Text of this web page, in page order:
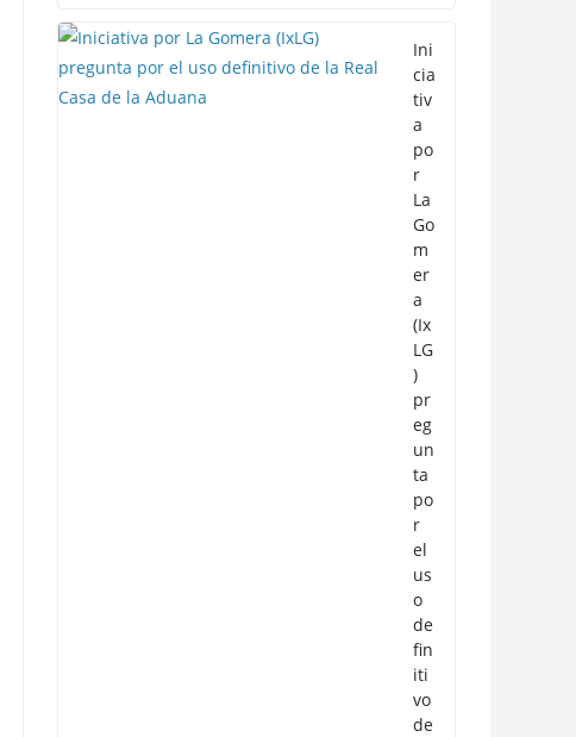
Ini
cia
tiv
a
po
r
La
Go
m
er
a
(Ix
LG
)
pr
eg
un
ta
po
r
el
us
o
de
fin
iti
vo
de